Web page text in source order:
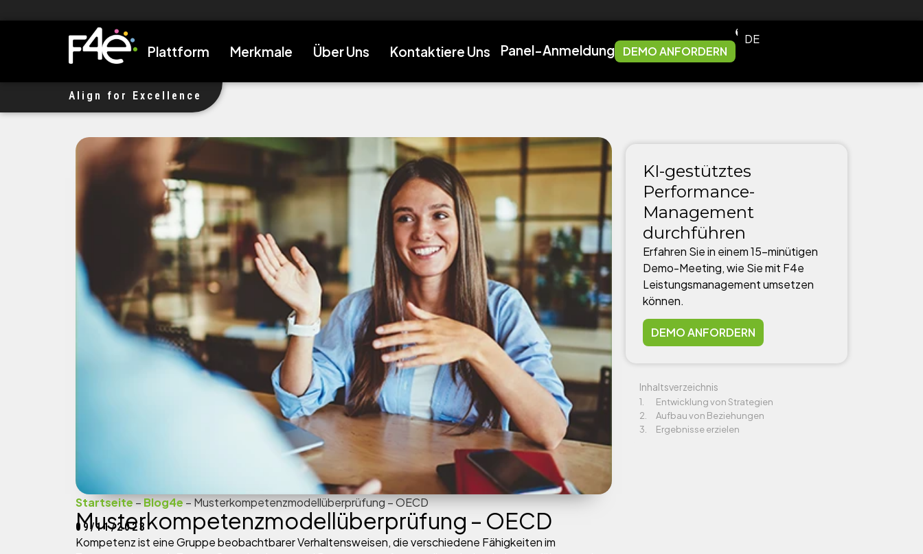
Wir haben $1M Investment erhalten, um Unternehmen auf das nächste Level zu bringen!
Plattform Merkmale Über Uns Kontaktiere Uns Panel-Anmeldung DEMO ANFORDERN
DE
EN
Align for Excellence
Startseite–Blog4e–Musterkompetenzmodellüberprüfung – OECD
Musterkompetenzmodellüberprüfung – OECD
09/11/2023
Kompetenz ist eine Gruppe beobachtbarer Verhaltensweisen, die verschiedene Fähigkeiten im
KI-gestütztes
Performance-
Management
durchführen
Erfahren Sie in einem 15-minütigen
Demo-Meeting, wie Sie mit F4e
Leistungsmanagement umsetzen
können.
DEMO ANFORDERN
Inhaltsverzeichnis
Entwicklung von Strategien
Aufbau von Beziehungen
Ergebnisse erzielen